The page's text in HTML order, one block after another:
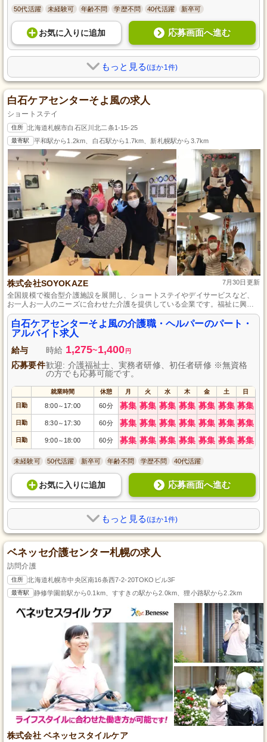
50代活躍 未経験可 年齢不問 学歴不問 40代活躍 新卒可
お気に入り に追加 応募画面へ進む
もっと見る(ほか1件)
白石ケアセンターそよ風の求人
ショートステイ
住所 北海道札幌市白石区川北二条1-15-25
最寄駅 平和駅から1.2km、白石駅から1.7km、新札幌駅から3.7km
株式会社SOYOKAZE 7月30日更新
全国規模で複合型介護施設を展開し、ショートステイやデイサービスなど、
お一人お一人のニーズに合わせた介護を提供している企業です。福祉に興味
と情熱がある方を求めており、研修制度を設けているためスキルアップでき
る環境に力を入れています。楽しく働ける風通しの良い職場環境が魅力で、
未経験からでも安心してスキルを磨きながら、多くの「ありがとう」を掴む
ことが可能です。
白石ケアセンターそよ風の介護職・ヘルパーのパート・
アルバイト求人
給与 時給 1,275~1,400 円
応募要件歓迎: 介護福祉士、実務者研修、初任者研修 ※無資格
の方でも応募可能です。
就業時間 休憩 月 火 水 木 金 土 日
日勤 8:00～ 17:00 60分 募集 募集 募集 募集 募集 募集 募集
日勤 8:30～ 17:30 60分 募集 募集 募集 募集 募集 募集 募集
日勤 9:00～ 18:00 60分 募集 募集 募集 募集 募集 募集 募集
未経験可 50代活躍 新卒可 年齢不問 学歴不問 40代活躍
お気に入り に追加 応募画面へ進む
もっと見る(ほか1件)
ベネッセ介護センター札幌の求人
訪問介護
住所 北海道札幌市中央区南16条西7-2-20TOKOビル3F
最寄駅 静修学園前駅から0.1km、すすきの駅から2.0km、狸小路駅から2.2km
株式会社 ベネッセスタイルケア